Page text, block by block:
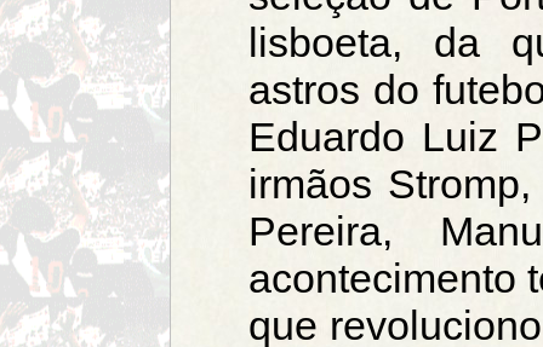
lisboeta, da
astros do
Eduardo Luiz
irmãos
Pereira,
acontecimento
que